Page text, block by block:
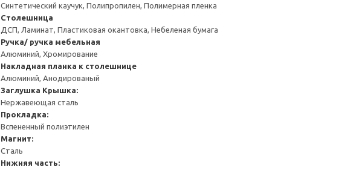
Синтетический каучук, Полипропилен, Полимерная пленка
Столешница
ДСП, Ламинат, Пластиковая окантовка, Небеленая бумага
Ручка/ ручка мебельная
Алюминий, Хромирование
Накладная планка к столешнице
Алюминий, Анодированый
Заглушка Крышка:
Нержавеющая сталь
Прокладка:
Вспененный полиэтилен
Магнит:
Сталь
Нижняя часть: